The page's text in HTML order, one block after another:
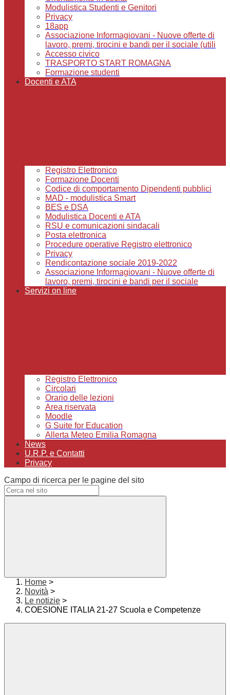
Modulistica Studenti e Genitori
Privacy
18app
Associazione Informagiovani - Nuove offerte di
lavoro, premi, tirocini e bandi per il sociale (utili
Accesso civico
TRASPORTO START ROMAGNA
Formazione studenti
Docenti e ATA
Registro Elettronico
Formazione Docenti
Codice di comportamento Dipendenti pubblici
MAD - modulistica Smart
BES e DSA
Modulistica Docenti e ATA
RSU e comunicazioni sindacali
Posta elettronica
Procedure operative Registro elettronico
Privacy
Rendicontazione sociale 2019-2022
Associazione Informagiovani - Nuove offerte di
lavoro, premi, tirocini e bandi per il sociale
Servizi on line
Registro Elettronico
Circolari
Orario delle lezioni
Area riservata
Moodle
G Suite for Education
Allerta Meteo Emilia Romagna
News
U.R.P. e Contatti
Privacy
Campo di ricerca per le pagine del sito
Home >
Novità >
Le notizie >
COESIONE ITALIA 21-27 Scuola e Competenze